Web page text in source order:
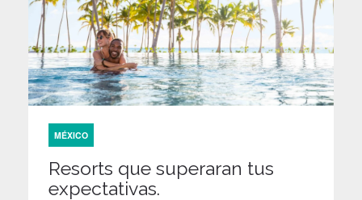
MÉXICO
Resorts que superaran tus
expectativas.